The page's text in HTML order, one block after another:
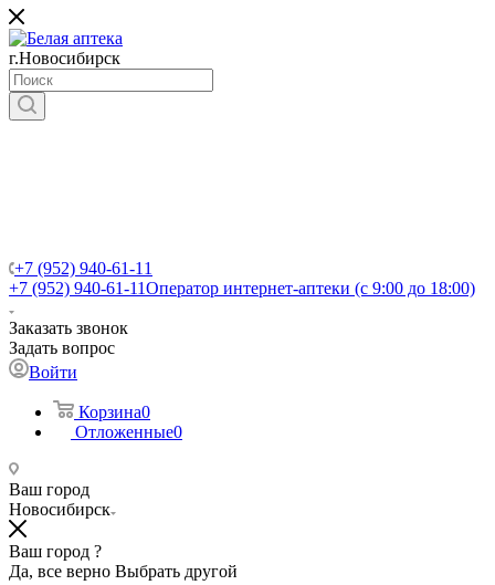
г.Новосибирск
+7 (952) 940-61-11
+7 (952) 940-61-11Оператор интернет-аптеки (с 9:00 до 18:00)
Заказать звонок
Задать вопрос
Войти
Корзина0
Отложенные0
Ваш город
Новосибирск
Ваш город ?
Да, все верно Выбрать другой